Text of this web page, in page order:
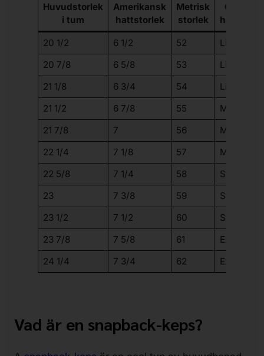
Huvudstorlek
i tum
Amerikansk
hattstorlek
Metrisk
storlek
Generisk
20 1/2 6 1/2 52
Liten
20 7/8
6 5/8 53
Liten
21 1/8
6 3/4 54
Liten
21 1/2
6 7/8 55
Medium
21 7/8
7 56
Medium
22 1/4
7 1/8 57
Medium
22 5/8
7 1/4 58
Stor
23
7 3/8 59
Stor
23 1/2
7 1/2 60
Stor
23 7/8
7 5/8 61
Extra stor
24 1/4
7 3/4 62 Extra stor
Vad är en snapback-keps?